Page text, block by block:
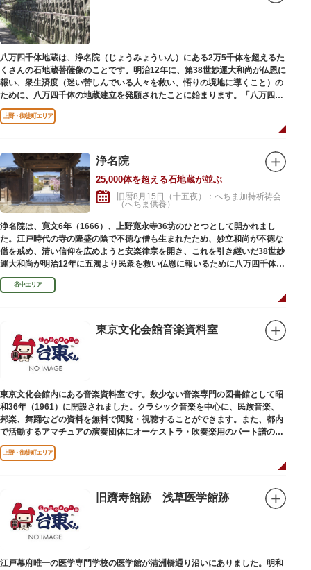
八万四千体地蔵は、浄名院（じょうみょういん）にある2万5千体を超えるた
くさんの石地蔵菩薩像のことです。明治12年に、第38世妙運大和尚が仏恩に
報い、衆生済度（迷い苦しんでいる人々を救い、悟りの境地に導くこと）の
ために、八万四千体の地蔵建立を発願されたことに始まります。「八万四
千」とは仏法で無数の意味を示します。この石地蔵尊は全国各地にも造立さ
れており、これまで約5万体の石地蔵尊が造立され、今も増え続けていま
上野・御徒町エリア
浄名院
25,000体を超える石地蔵が並ぶ
旧暦8月15日（十五夜）：へちま加持祈祷会
（へちま供養）
浄名院は、寛文6年（1666）、上野寛永寺36坊のひとつとして開かれまし
た。江戸時代の寺の隆盛の陰で不徳な僧も生まれたため、妙立和尚が不徳な
僧を戒め、清い信仰を広めようと安楽律宗を開き、これを引き継いだ38世妙
運大和尚が明治12年に五濁より民衆を救い仏恩に報いるために八万四千体の
石地蔵建立を発願しました。現在では2万５千体を超える像が造立されてい
ます。谷中エリア
東京文化会館音楽資料室
東京文化会館内にある音楽資料室です。数少ない音楽専門の図書館として昭
和36年（1961）に開設されました。クラシック音楽を中心に、民族音楽、
邦楽、舞踊などの資料を無料で閲覧・視聴することができます。また、都内
で活動するアマチュアの演奏団体にオーケストラ・吹奏楽用のパート譜の館
外貸出も行っています。
上野・御徒町エリア
旧躋寿館跡 浅草医学館跡
江戸幕府唯一の医学専門学校の医学館が清洲橋通り沿いにありました。明和